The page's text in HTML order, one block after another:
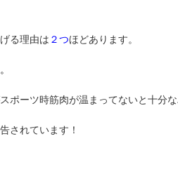
る理由は ２つほどあります。
ポーツ時筋肉が温まってないと十分
されています！